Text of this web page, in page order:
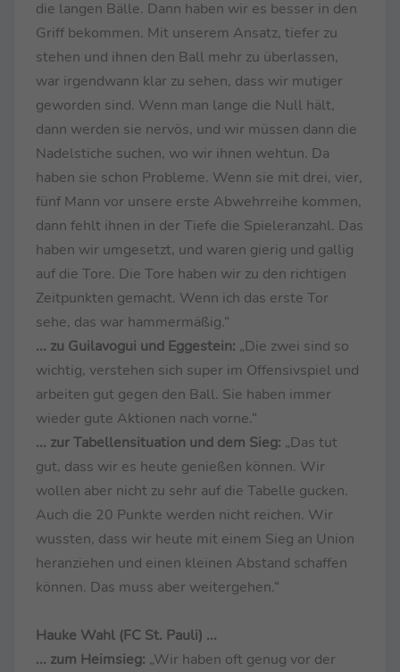
die langen Bälle. Dann haben wir es besser in den
Griff bekommen. Mit unserem Ansatz, tiefer zu
stehen und ihnen den Ball mehr zu überlassen,
war irgendwann klar zu sehen, dass wir mutiger
geworden sind. Wenn man lange die Null hält,
dann werden sie nervös, und wir müssen dann die
Nadelstiche suchen, wo wir ihnen wehtun. Da
haben sie schon Probleme. Wenn sie mit drei, vier,
fünf Mann vor unsere erste Abwehrreihe kommen,
dann fehlt ihnen in der Tiefe die Spieleranzahl. Das
haben wir umgesetzt, und waren gierig und gallig
auf die Tore. Die Tore haben wir zu den richtigen
Zeitpunkten gemacht. Wenn ich das erste Tor
sehe, das war hammermäßig.“
... zu Guilavogui und Eggestein: „Die zwei sind so
wichtig, verstehen sich super im Offensivspiel und
arbeiten gut gegen den Ball. Sie haben immer
wieder gute Aktionen nach vorne.“
... zur Tabellensituation und dem Sieg: „Das tut
gut, dass wir es heute genießen können. Wir
wollen aber nicht zu sehr auf die Tabelle gucken.
Auch die 20 Punkte werden nicht reichen. Wir
wussten, dass wir heute mit einem Sieg an Union
heranziehen und einen kleinen Abstand schaffen
können. Das muss aber weitergehen.“
Hauke Wahl (FC St. Pauli) ...
... zum Heimsieg: „Wir haben oft genug vor der